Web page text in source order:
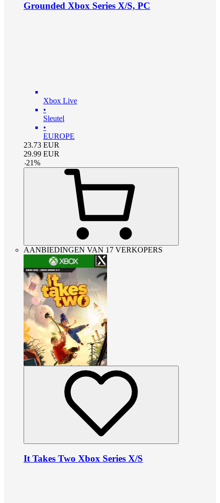
Grounded Xbox Series X/S, PC
Xbox Live
•
Sleutel
•
EUROPE
23.73 EUR
29.99 EUR
-21%
AANBIEDINGEN VAN 17 VERKOPERS
It Takes Two Xbox Series X/S